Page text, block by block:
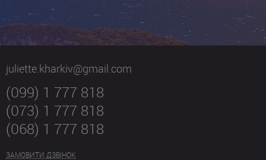
juliette.kharkiv@gmail.com
(099) 1 777 818
(073) 1 777 818
(068) 1 777 818
ЗАМОВИТИ ДЗВІНОК